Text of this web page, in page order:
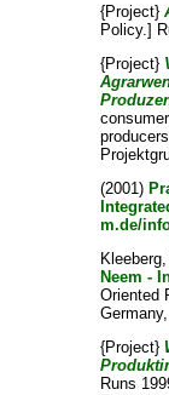
{Project}
Policy.]
{Project}
(2001)
m.de/
Neem -
Oriented
{Project}
Runs